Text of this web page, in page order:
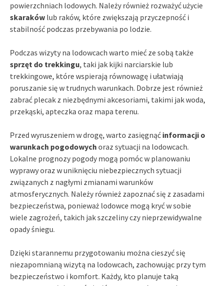
powierzchniach lodowych. Należy również rozważyć użycie
skaraków lub raków, które zwiększają przyczepność i
stabilność podczas przebywania po lodzie.
Podczas wizyty na lodowcach warto mieć ze sobą także
sprzęt do trekkingu, taki jak kijki narciarskie lub
trekkingowe, które wspierają równowagę i ułatwiają
poruszanie się w trudnych warunkach. Dobrze jest również
zabrać plecak z niezbędnymi akcesoriami, takimi jak woda,
przekąski, apteczka oraz mapa terenu.
Przed wyruszeniem w drogę, warto zasięgnąć informacji o
warunkach pogodowych oraz sytuacji na lodowcach.
Lokalne prognozy pogody mogą pomóc w planowaniu
wyprawy oraz w uniknięciu niebezpiecznych sytuacji
związanych z nagłymi zmianami warunków
atmosferycznych. Należy również zapoznać się z zasadami
bezpieczeństwa, ponieważ lodowce mogą kryć w sobie
wiele zagrożeń, takich jak szczeliny czy nieprzewidywalne
opady śniegu.
Dzięki starannemu przygotowaniu można cieszyć się
niezapomnianą wizytą na lodowcach, zachowując przy tym
bezpieczeństwo i komfort. Każdy, kto planuje taką